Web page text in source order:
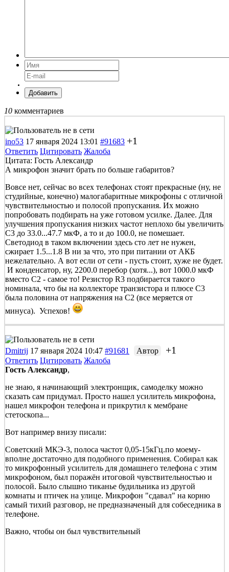
Добавить
10 комментариев
ino53 17 января 2024 13:01 #91683 +1
Ответить Цитировать Жалоба
Цитата: Гость Александр
А микрофон значит брать по больше габаритов?
Вовсе нет, сейчас во всех телефонах стоят прекрасные (ну, не
студийные, конечно) малогабаритные микрофоны с отличной
чувствительностью и полосой пропускания. Их можно
попробовать подбирать на уже готовом усилке. Далее. Для
улучшения пропускания низких частот неплохо бы увеличить
С3 до 33.0...47.7 мкФ, а то и до 100.0, не помешает.
Светодиод в таком включении здесь сто лет не нужен,
сжирает 1.5...1.8 В ни за что, это при питании от АКБ
нежелательно. А вот если от сети - пусть стоит, хуже не будет.
И конденсатор, ну, 2200.0 перебор (хотя...), вот 1000.0 мкФ
вместо С2 - самое то! Резистор R3 подбирается такого
номинала, что бы на коллекторе транзистора и плюсе С3
была половина от напряжения на С2 (все меряется от
минуса). Успехов!
Dmitrij 17 января 2024 10:47 #91681 Автор +1
Ответить Цитировать Жалоба
Гость Александр,
не знаю, я начинающий электронщик, самоделку можно
сказать сам придумал. Просто нашел усилитель микрофона,
нашел микрофон телефона и прикрутил к мембране
стетоскопа...
Вот например внизу писали:
Советский МКЭ-3, полоса частот 0,05-15кГц.по моему-
вполне достаточно для подобного применения. Собирал как
то микрофонный усилитель для домашнего телефона с этим
микрофоном, был поражён итоговой чувствительностью и
полосой. Было слышно тиканье будильника из другой
комнаты и птичек на улице. Микрофон "сдавал" на корню
самый тихий разговор, не предназначеный для собеседника в
телефоне.
Важно, чтобы он был чувствительный